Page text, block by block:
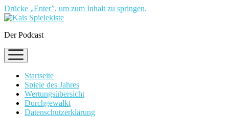
Drücke „Enter”, um zum Inhalt zu springen.
Der Podcast
Menü
öffnen
Startseite
Spiele des Jahres
Wertungsübersicht
Durchgewalkt
Datenschutzerklärung